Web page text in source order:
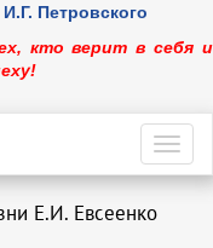
Петровского
кто верит в себя и
Е.И. Евсеенко